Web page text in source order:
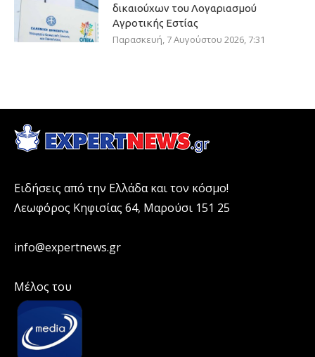
δικαιούχων του Λογαριασμού
Αγροτικής Εστίας
Παρασκευή, 7 Αυγούστου 2026, 7:31
Ειδήσεις από την Ελλάδα και τον κόσμο!
Λεωφόρος Κηφισίας 64, Μαρούσι 151 25
info@expertnews.gr
Μέλος του